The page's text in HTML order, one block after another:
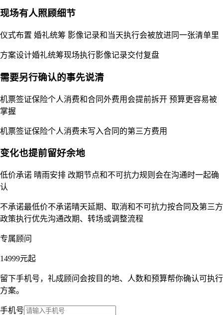
现场有人照顾细节
仪式布置 婚礼统筹 影像记录和当天执行会被放进同一张清单里
方案设计婚礼统筹现场执行影像记录交付复盘
需要另行确认的事先说清
机票签证保险个人消费和合同外费用会提前拆开 预算更容易被
掌握
机票签证保险个人消费未写入合同的第三方费用
变化也提前留好余地
低价承诺 晴雨安排 改期节点和不可抗力规则会在沟通时一起确
认
不承诺最低价不承诺晴天延期、取消和不可抗力按合同及第三方
政策执行优先沟通改期、转场或调整流程
专属顾问
14999元起
留下手机号，礼成顾问会按目的地、人数和预算帮你确认可执行
方案。
手机号